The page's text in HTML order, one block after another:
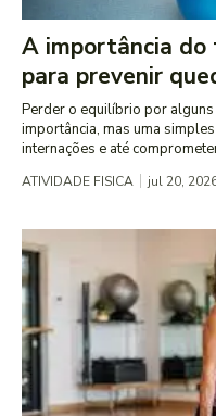
A importância
para prevenir
Perder o equilíbrio por
importância, mas uma
internações e até
ATIVIDADE FISICA jul 20,